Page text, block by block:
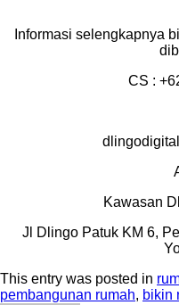
Informasi selengkapnya
CS :
Kawasan
Jl Dlingo Patuk KM 6,
This entry was posted in
pembangunan rumah, bikin